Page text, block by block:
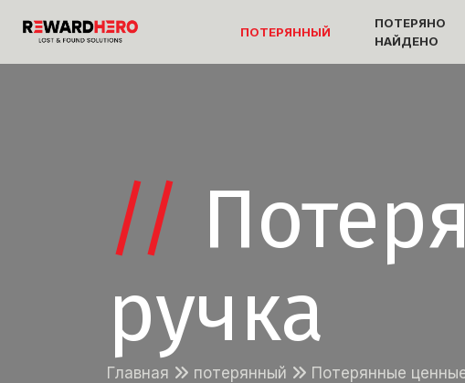
ПОТЕРЯННЫЙ
ПОТЕРЯНО
НАЙДЕНО
//
ручка
Главная потерянный Потерянные